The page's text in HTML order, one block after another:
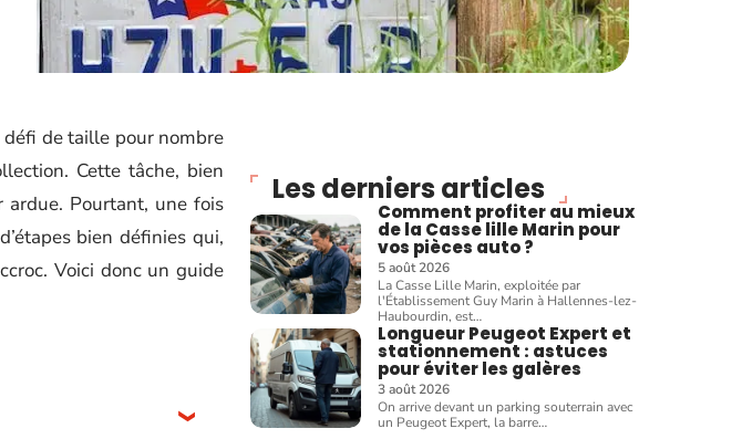
défi de taille pour nombre
Cette tâche, bien
ardue. Pourtant, une fois
bien définies qui,
Voici donc un guide
Les derniers articles
Comment profiter au mieux
de la Casse lille Marin pour
vos pièces auto ?
5 août 2026
La Casse Lille Marin, exploitée par
l'Établissement Guy Marin à Hallennes-lez-
Haubourdin, est…
Longueur Peugeot Expert et
stationnement : astuces
pour éviter les galères
3 août 2026
On arrive devant un parking souterrain avec
un Peugeot Expert, la barre…